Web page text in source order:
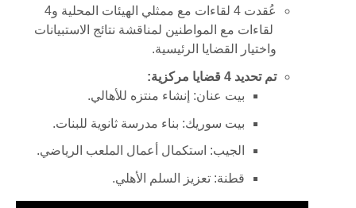
عُقدت 4 لقاءات مع ممثلي الهيئات المحلية و4
لقاءات مع المواطنين لمناقشة نتائج الاستبيانات
واختيار القضايا الرئيسية.
تم تحديد 4 قضايا مركزية:
بيت عنان: إنشاء منتزه للأهالي.
بيت سوريك: بناء مدرسة ثانوية للبنات.
الجيب: استكمال أعمال الملعب الرياضي.
قطنة: تعزيز السلم الأهلي.